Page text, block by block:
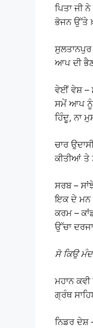
ਪਿਤਾ ਜੀ
ਭੋਜਨ ਉੱਤੇ
ਆਪ ਦੀ
ਵੇਈਂ ਵੇਸ਼ –
ਸਮੇਂ ਆਪ ਨੂੰ
ਹਿੰਦੂ, ਨਾ
ਚਾਰ
ਕੀਤੀਆਂ ਤੇ
ਸਰਬ –
ਇਕ ਦੇ ਮਨ
ਕਰਮ –
ਉੱਚਾ
ਸੋ ਕਿਉ
ਮਹਾਨ
ਗ੍ਰੰਥ
ਨਿਡਰ ਦੇਸ਼